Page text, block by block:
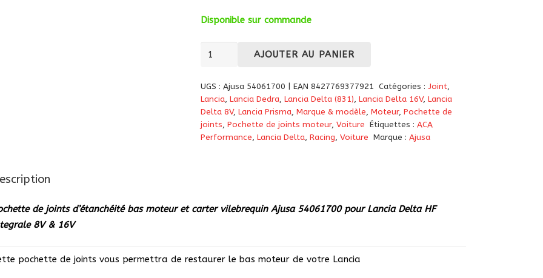
Disponible sur commande
quantité
Pochette
de
joints
d'étanchéité
bas
vilebrequin
pour
AJOUTER AU PANIER
UGS : Ajusa 54061700 | EAN 8427769377921 Catégories :Joint,
Lancia, Lancia Dedra, Lancia Delta (831), Lancia Delta 16V, Lancia
Delta 8V, Lancia Prisma, Marque & modèle, Moteur, Pochette de
joints, Pochette de joints moteur, Voiture Étiquettes :ACA
Performance, Lancia Delta, Racing, Voiture Marque :Ajusa
de joints d’étanchéité bas moteur et carter vilebrequinAjusa 54061700 pour Lancia Delta HF
8V & 16V
pochette de joints vous permettra de restaurer le bas moteur de votre Lancia